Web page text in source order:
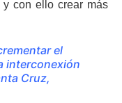
y con ello crear más
el
interconexión
Cruz,